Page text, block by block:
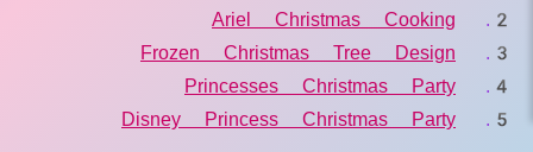
Ariel Christmas Cooking
Frozen Christmas Tree Design
Princesses Christmas Party
Disney Princess Christmas Party